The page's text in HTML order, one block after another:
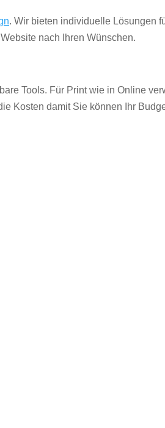
. Wir bieten individuelle Lösungen
nach Ihren Wünschen.
Tools. Für Print wie in Online
Kosten damit Sie können Ihr